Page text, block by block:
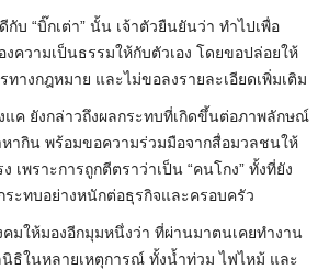
บ “บิ๊กเต่า” นั้น เจ้าตัวยืนยันว่า ทำไปเพื่อ
งความเป็นธรรมให้กับตัวเอง โดยขอปล่อยให้
ทางกฎหมาย และไม่ขอลงรายละเอียดเพิ่มเติม
ค ยังกล่าวถึงผลกระทบที่เกิดขึ้นต่อภาพลักษณ์
หากิน พร้อมขอความร่วมมือจากสื่อมวลชนให้
เพราะการถูกตีตราว่าเป็น “คนโกง” ทั้งที่ยัง
ะทบอย่างหนักต่อธุรกิจและครอบครัว
มให้มองอีกมุมหนึ่งว่า ที่ผ่านมาตนเคยทำงาน
ธิในหลายเหตุการณ์ ทั้งน้ำท่วม ไฟไหม้ และ